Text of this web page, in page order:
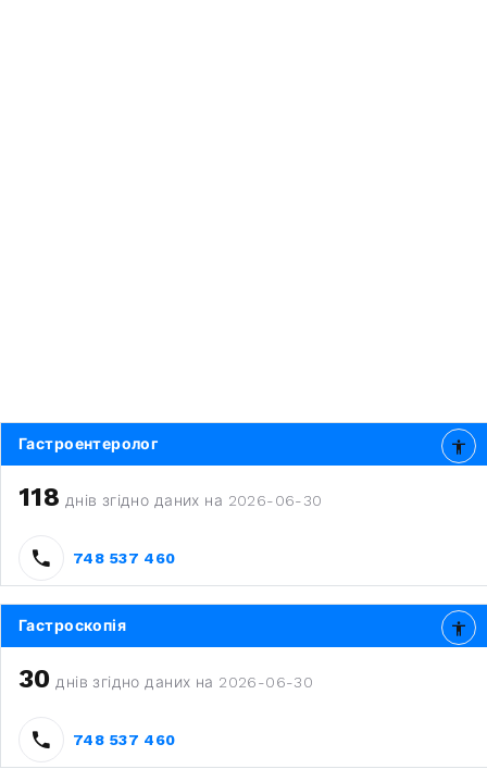
Гастроентеролог
118 днів згідно даних на 2026-06-30
748 537 460
Гастроскопія
30 днів згідно даних на 2026-06-30
748 537 460